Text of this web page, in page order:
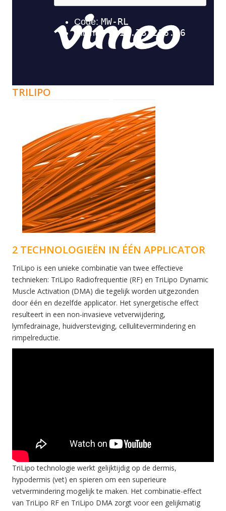
TRILIPO
2 TECHNOLOGIEËN IN ÉÉN APPLICATOR
TriLipo is een unieke combinatie van twee effectieve
technieken: TriLipo Radiofrequentie (RF) en TriLipo Dynamic
Muscle Activation (DMA) die tegelijk worden uitgezonden
door één en dezelfde applicator. Het synergetische effect
resulteert in een non-invasieve vetverwijdering,
lymfedrainage, huidversteviging, cellulitevermindering en
rimpelreductie.
TriLipo technologie werkt gelijktijdig op de dermis,
hypodermis (vet) en spieren om een superieure
vetvermindering mogelijk te maken. Het combinatie-effect
van TriLipo RF en TriLipo DMA zorgt voor een gelijkmatig